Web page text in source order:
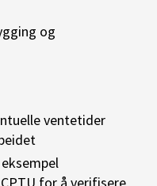
og
ventetider